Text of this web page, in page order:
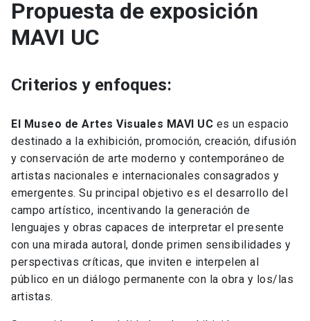
Propuesta de exposición
MAVI UC
Criterios y enfoques:
El Museo de Artes Visuales MAVI UC es un espacio
destinado a la exhibición, promoción, creación, difusión
y conservación de arte moderno y contemporáneo de
artistas nacionales e internacionales consagrados y
emergentes. Su principal objetivo es el desarrollo del
campo artístico, incentivando la generación de
lenguajes y obras capaces de interpretar el presente
con una mirada autoral, donde primen sensibilidades y
perspectivas críticas, que inviten e interpelen al
público en un diálogo permanente con la obra y los/las
artistas.